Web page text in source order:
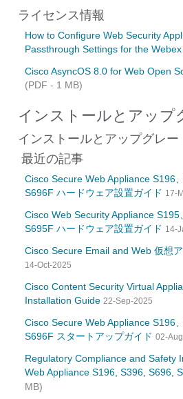
ライセンス情報
How to Configure Web Security
Passthrough Settings for the
Cisco AsyncOS 8.0 for Web Open
(PDF - 1 MB)
インストールとアップ
インストールとアップグレー
最近の記事
Cisco Secure Web Appliance S196
S696F ハードウェア設置ガイド 17-
Cisco Web Security Appliance
S695F ハードウェア設置ガイド 14-
Cisco Secure Email and Web 仮想
14-Oct-2025
Cisco Content Security Virtual
Installation Guide 22-Sep-2025
Cisco Secure Web Appliance S196
S696F スタートアップガイド 02-
Regulatory Compliance and Safety
Web Appliance S196, S396, S696,
MB)